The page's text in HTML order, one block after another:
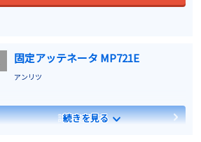
固定アッテネータ MP721E
アンリツ
詳細を見る
続きを見る